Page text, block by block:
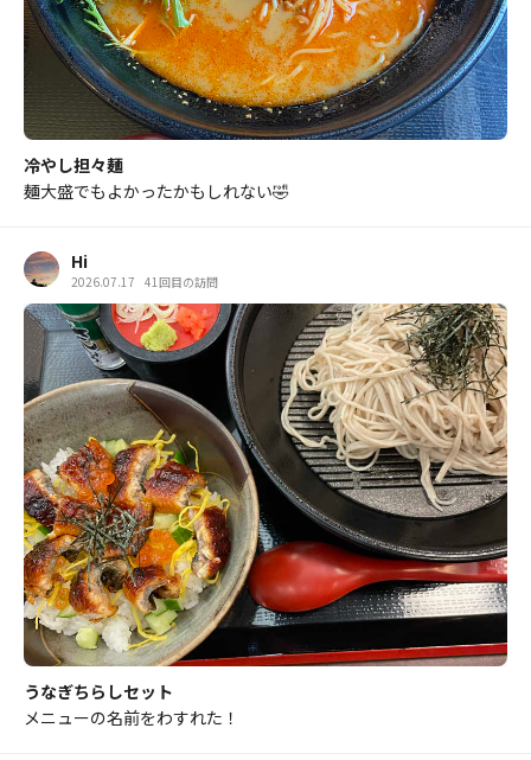
冷やし担々麺
麺大盛でもよかったかもしれない🤣
Hi
2026.07.17 41回目の訪問
うなぎちらしセット
メニューの名前をわすれた！